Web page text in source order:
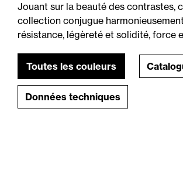
Jouant sur la beauté des contrastes,
collection conjugue
résistance, légèreté et solidité, force
Toutes les couleurs
Données techniques